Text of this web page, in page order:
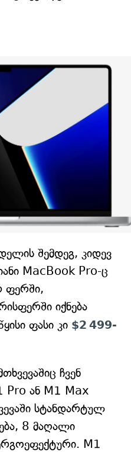
შემდეგ, კიდევ
MacBook Pro-ც
ფერში,
იქნება
ფასი კი $2 499-
ჩვენ
Pro ან M1 Max
სტანდარტულ
8 მაღალი
M1